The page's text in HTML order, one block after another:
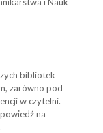
bibliotek
zarówno pod
w czytelni.
na